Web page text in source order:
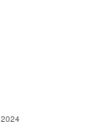
2024